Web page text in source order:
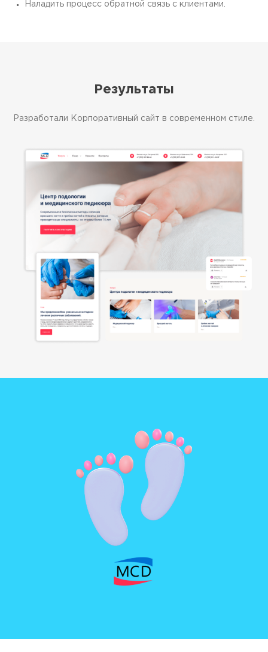
Наладить процесс обратной связь с клиентами.
Результаты
Разработали Корпоративный сайт в современном стиле.